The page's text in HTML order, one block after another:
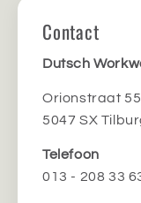
Contact
Dutsch
Orionstraat
5047 SX
Telefoon
013 - 208 33